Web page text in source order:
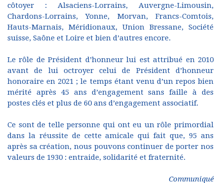
côtoyer : Alsaciens-Lorrains, Auvergne-Limousin,
Chardons-Lorrains, Yonne, Morvan, Francs-Comtois,
Hauts-Marnais, Méridionaux, Union Bressane, Société
suisse, Saône et Loire et bien d’autres encore.
Le rôle de Président d’honneur lui est attribué en 2010
avant de lui octroyer celui de Président d’honneur
honoraire en 2021 ; le temps étant venu d’un repos bien
mérité après 45 ans d’engagement sans faille à des
postes clés et plus de 60 ans d’engagement associatif.
Ce sont de telle personne qui ont eu un rôle primordial
dans la réussite de cette amicale qui fait que, 95 ans
après sa création, nous pouvons continuer de porter nos
valeurs de 1930 : entraide, solidarité et fraternité.
Communiqué